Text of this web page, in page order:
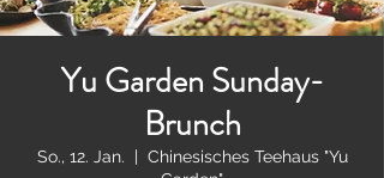
Yu Garden Sunday-
Brunch
So., 12. Jan.
  |
Chinesisches Teehaus "Yu